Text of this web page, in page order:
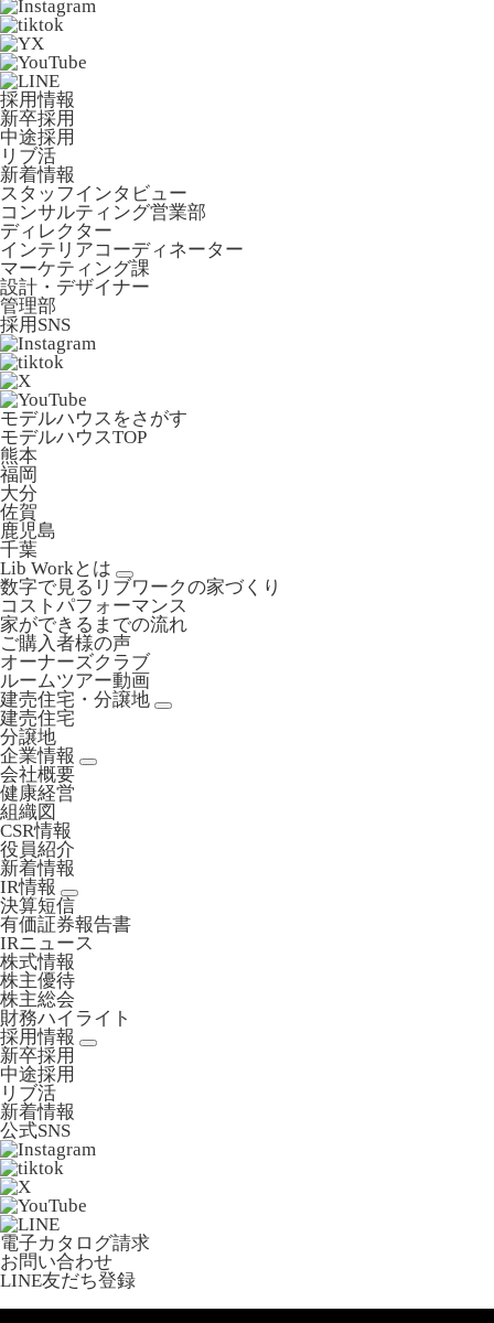
採用情報
新卒採用
中途採用
リブ活
新着情報
スタッフインタビュー
コンサルティング営業部
ディレクター
インテリアコーディネーター
マーケティング課
設計・デザイナー
管理部
採用SNS
モデルハウスをさがす
モデルハウスTOP
熊本
福岡
大分
佐賀
鹿児島
千葉
Lib Workとは
数字で見るリブワークの家づくり
コストパフォーマンス
家ができるまでの流れ
ご購入者様の声
オーナーズクラブ
ルームツアー動画
建売住宅・分譲地
建売住宅
分譲地
企業情報
会社概要
健康経営
組織図
CSR情報
役員紹介
新着情報
IR情報
決算短信
有価証券報告書
IRニュース
株式情報
株主優待
株主総会
財務ハイライト
採用情報
新卒採用
中途採用
リブ活
新着情報
公式SNS
電子カタログ請求
お問い合わせ
LINE友だち登録